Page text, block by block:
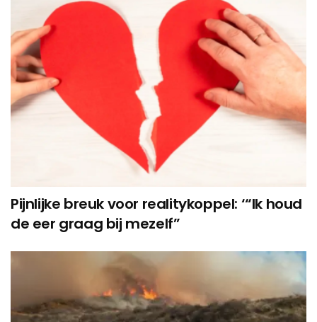
Pijnlijke breuk voor realitykoppel: ‘“Ik houd
de eer graag bij mezelf”